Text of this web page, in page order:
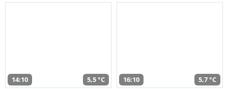
14:10 5,5 °C 16:10 5,7 °C